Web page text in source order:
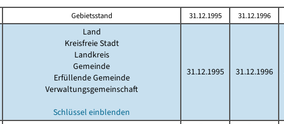
Gebietsstand 31.12.1995 31.12.1996
Land
Kreisfreie Stadt
Landkreis
Gemeinde
Erfüllende Gemeinde
Verwaltungsgemeinschaft
Schlüssel einblenden
31.12.1995 31.12.1996